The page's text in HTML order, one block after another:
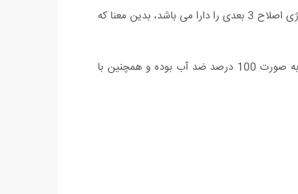
آقایان و از بین بردن موهای زائد صورت و هر جای بدن می باشد. این ریش تراش با طراحی ارگونومیک و زیبای خود به راحتی در دستان قرار میگیرد. همچنین تکنولوژی اصلاح 3 بعدی را دارا می باشد، بدین معنا که
این محصول همچنین جهت اصلاح خط ریش، مجهز به خط زن می باشد که همین امر باعث مناسب تر شدن خط ریش ها می شوند. همچنین طراحی این مدل به صورت 100 درصد ضد آب بوده و همچنین با